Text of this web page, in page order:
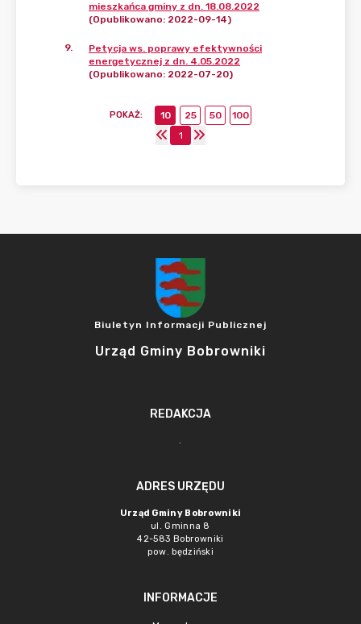
mieszkańca gminy z dn. 18.08.2022
(Opublikowano: 2022-09-14)
9.
Petycja ws. poprawy efektywności
energetycznej z dn. 4.05.2022
(Opublikowano: 2022-07-20)
POKAŻ: 10 25 50
100
1
Biuletyn Informacji Publicznej
Urząd Gminy Bobrowniki
REDAKCJA
.
ADRES URZĘDU
Urząd Gminy Bobrowniki
ul. Gminna 8
42-583 Bobrowniki
pow. będziński
INFORMACJE